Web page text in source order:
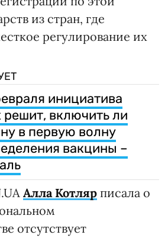
из стран, где
регулирование их
инициатива
решит, включить ли
в первую волну
вакцины –
Алла Котляр писала о
отсутствует